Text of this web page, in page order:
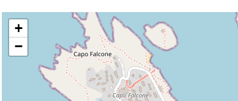
+
−